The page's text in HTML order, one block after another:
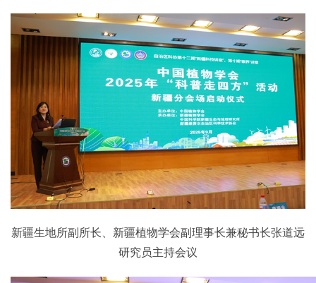
新疆生地所副所长、新疆植物学会副理事长兼秘书长张道远
研究员主持会议